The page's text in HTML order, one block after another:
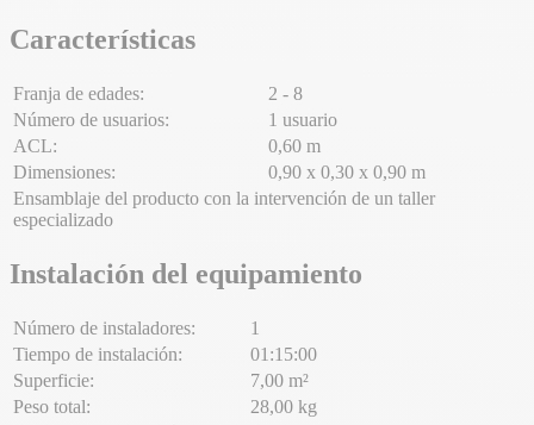
Características
Franja de edades:
2 - 8
Número de usuarios:
1 usuario
ACL:
0,60 m
Dimensiones:
0,90 x 0,30 x 0,90 m
Ensamblaje del producto con la intervención de un taller
especializado
Instalación del equipamiento
Número de instaladores:
1
Tiempo de instalación:
01:15:00
Superficie:
7,00 m²
Peso total:
28,00 kg